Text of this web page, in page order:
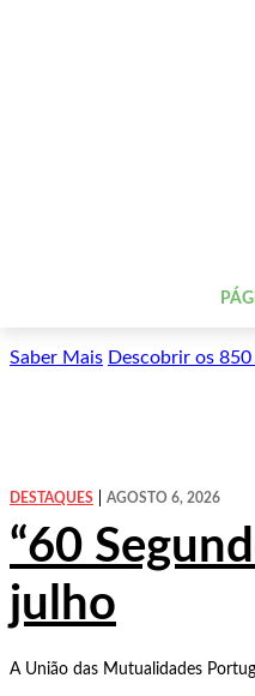
Saber Mais Descobrir os 850
DESTAQUES AGOSTO 6, 2026
“60
julho
A União das Mutualidades